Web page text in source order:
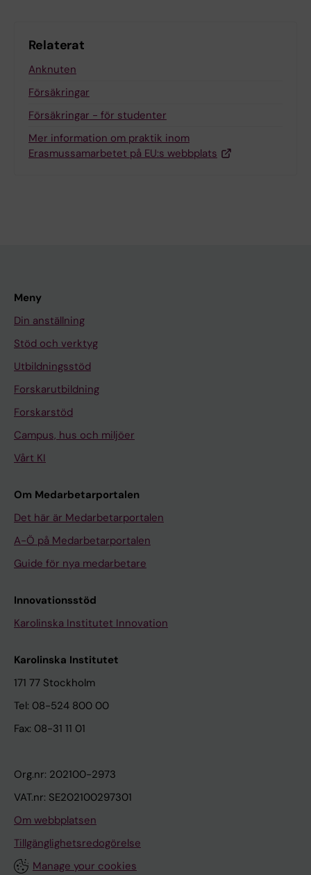
Relaterat
Anknuten
Försäkringar
Försäkringar - för studenter
Mer information om praktik inom
Erasmussamarbetet på EU:s webbplats
Meny
Din anställning
Stöd och verktyg
Utbildningsstöd
Forskarutbildning
Forskarstöd
Campus, hus och miljöer
Vårt KI
Om Medarbetarportalen
Det här är Medarbetarportalen
A-Ö på Medarbetarportalen
Guide för nya medarbetare
Innovationsstöd
Karolinska Institutet Innovation
Karolinska Institutet
171 77 Stockholm
Tel: 08-524 800 00
Fax: 08-31 11 01
Org.nr: 202100-2973
VAT.nr: SE202100297301
Om webbplatsen
Tillgänglighetsredogörelse
Manage your cookies